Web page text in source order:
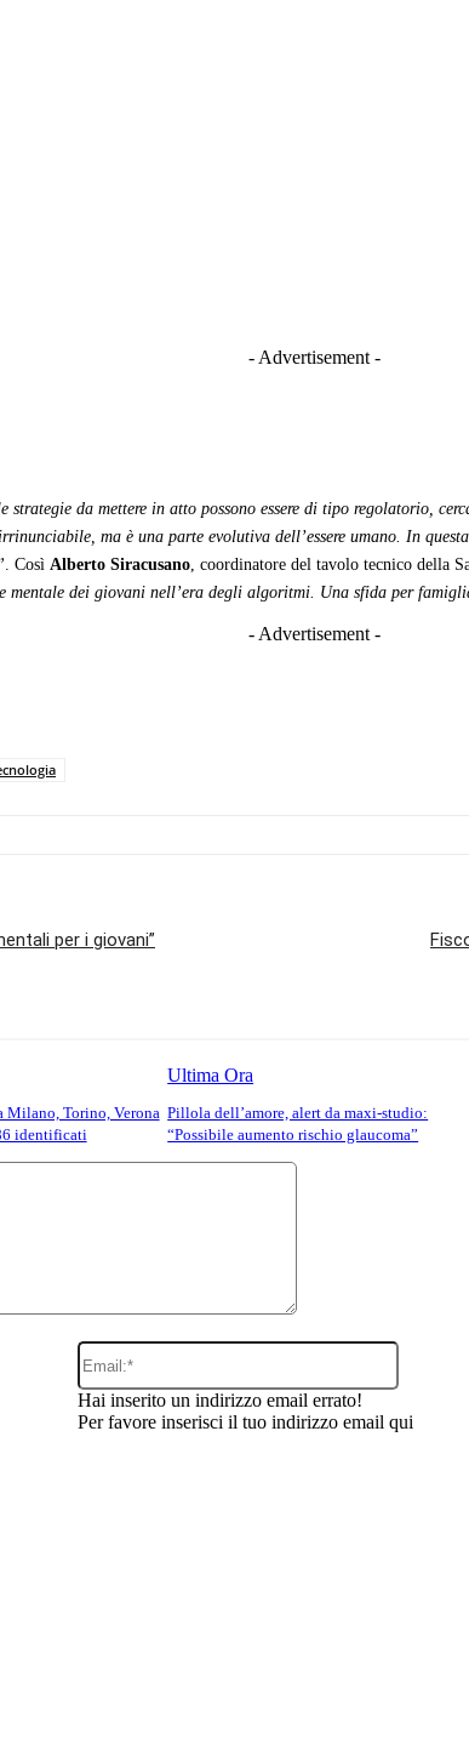
- Advertisement -
strategie da mettere in atto possono essere di tipo regolatorio,
ma è una parte evolutiva dell’essere umano. In
. Così Alberto Siracusano, coordinatore del tavolo tecnico della
mentale dei giovani nell’era degli algoritmi. Una sfida per
- Advertisement -
per i giovani”
Milano, Torino, Verona
identificati
Ultima Ora
Pillola dell’amore, alert da maxi-studio:
“Possibile aumento rischio glaucoma”
Commento:
Email:*
Hai inserito un indirizzo email errato!
Per favore inserisci il tuo indirizzo email qui